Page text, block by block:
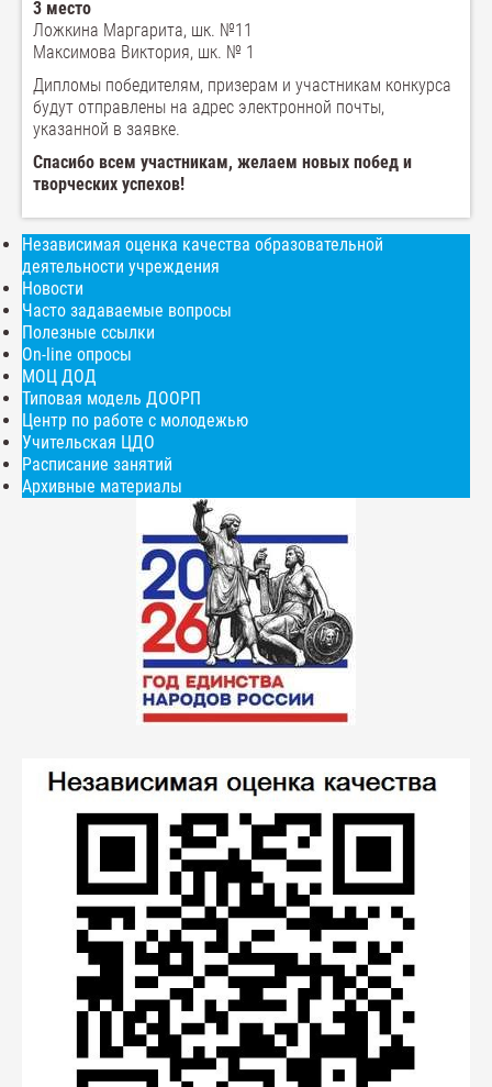
3 место
Ложкина Маргарита, шк. №11
Максимова Виктория, шк. № 1
Дипломы победителям, призерам и участникам конкурса
будут отправлены на адрес электронной почты,
указанной в заявке.
Спасибо всем участникам, желаем новых побед и
творческих успехов!
Независимая оценка качества образовательной
деятельности учреждения
Новости
Часто задаваемые вопросы
Полезные ссылки
On-line опросы
МОЦ ДОД
Типовая модель ДООРП
Центр по работе с молодежью
Учительская ЦДО
Расписание занятий
Архивные материалы